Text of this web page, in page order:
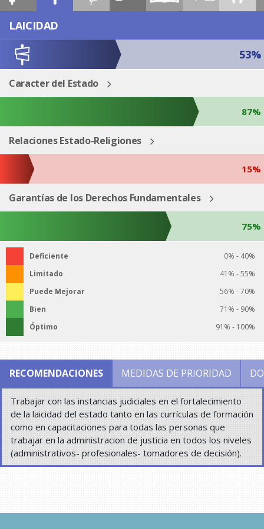
ESP ENG
LAICIDAD
53%
Caracter del Estado
87%
Relaciones Estado-Religiones
15%
Garantías de los Derechos Fundamentales
75%
Deficiente
0% - 40%
Limitado
41% - 55%
Puede Mejorar
56% - 70%
Bien
71% - 90%
Óptimo
91% - 100%
RECOMENDACIONES MEDIDAS DE PRIORIDAD
Trabajar con las instancias judiciales en el fortalecimiento
de la laicidad del estado tanto en las currículas de formación
como en capacitaciones para todas las personas que
trabajar en la administracion de justicia en todos los niveles
(administrativos- profesionales- tomadores de decisión).